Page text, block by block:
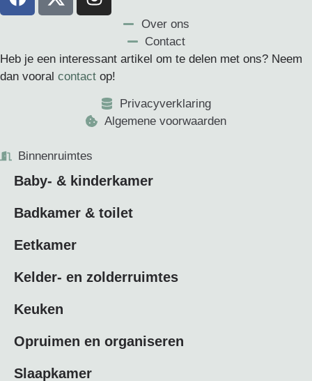
Over ons
Contact
Heb je een interessant artikel om te delen met ons? Neem
dan vooral contact op!
Privacyverklaring
Algemene voorwaarden
Binnenruimtes
Baby- & kinderkamer
Badkamer & toilet
Eetkamer
Kelder- en zolderruimtes
Keuken
Opruimen en organiseren
Slaapkamer